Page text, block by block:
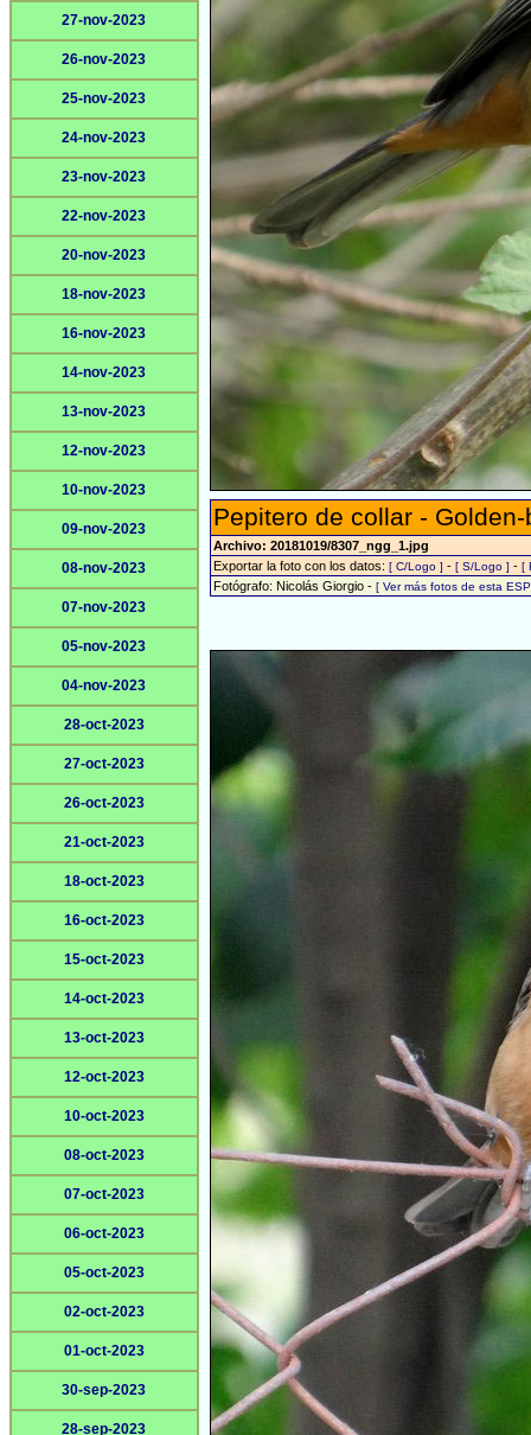
27-nov-2023
26-nov-2023
25-nov-2023
24-nov-2023
23-nov-2023
22-nov-2023
20-nov-2023
18-nov-2023
16-nov-2023
14-nov-2023
13-nov-2023
12-nov-2023
10-nov-2023
09-nov-2023
08-nov-2023
07-nov-2023
05-nov-2023
04-nov-2023
28-oct-2023
27-oct-2023
26-oct-2023
21-oct-2023
18-oct-2023
16-oct-2023
15-oct-2023
14-oct-2023
13-oct-2023
12-oct-2023
10-oct-2023
08-oct-2023
07-oct-2023
06-oct-2023
05-oct-2023
02-oct-2023
01-oct-2023
30-sep-2023
28-sep-2023
Pepitero de collar -
Archivo: 20181019/8307_ngg_1.jpg
Exportar la foto con los datos: [ C/Logo ] - [ S/Logo ] - [
Fotógrafo: Nicolás Giorgio - [ Ver más fotos de esta